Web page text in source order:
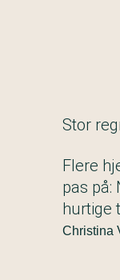
Stor
Flere
pas på:
hurtige
Christina